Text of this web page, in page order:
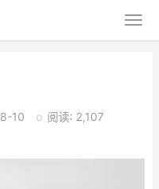
10 o 阅读: 2,107